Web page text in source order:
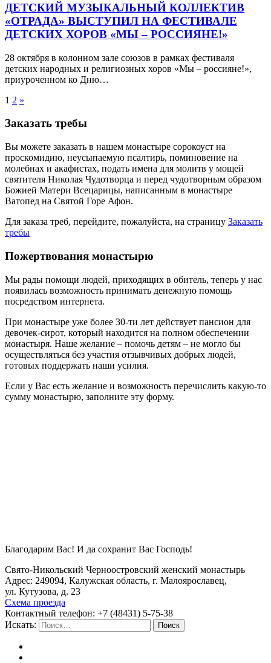
ДЕТСКИЙ МУЗЫКАЛЬНЫЙ КОЛЛЕКТИВ
«ОТРАДА» ВЫСТУПИЛ НА ФЕСТИВАЛЕ
ДЕТСКИХ ХОРОВ «МЫ – РОССИЯНЕ!»
28 октября в колонном зале союзов в рамках фестиваля
детских народных и религиозных хоров «Мы – россияне!»,
приуроченном ко Дню…
1 2 »
Заказать требы
Вы можете заказать в нашем монастыре сорокоуст на
проскомидию, неусыпаемую псалтирь, поминовение на
молебнах и акафистах, подать имена для молитв у мощей
святителя Николая Чудотворца и перед чудотворным образом
Божией Матери Всецарицы, написанным в монастыре
Ватопед на Святой Горе Афон.
Для заказа треб, перейдите, пожалуйста, на страницу Заказать
требы
Пожертвования монастырю
Мы рады помощи людей, приходящих в обитель, теперь у нас
появилась возможность принимать денежную помощь
посредством интернета.
При монастыре уже более 30-ти лет действует пансион для
девочек-сирот, который находится на полном обеспечении
монастыря. Наше желание – помочь детям – не могло бы
осуществляться без участия отзывчивых добрых людей,
готовых поддержать наши усилия.
Если у Вас есть желание и возможность перечислить какую-то
сумму монастырю, заполните эту форму.
Благодарим Вас! И да сохранит Вас Господь!
Свято-Никольский Черноостровский женский монастырь
Адрес: 249094, Калужская область, г. Малоярославец,
ул. Кутузова, д. 23
Схема проезда
Контактный телефон: +7 (48431) 5-75-38
Искать:
Поиск